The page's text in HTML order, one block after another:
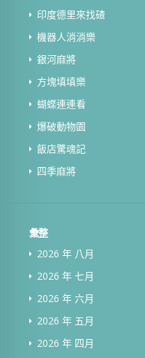
印度德里來找碴
機器人消消樂
銀河麻將
方塊填填樂
蝴蝶連連看
爆破動物園
飯店驚魂記
四季麻將
彙整
2026 年 八月
2026 年 七月
2026 年 六月
2026 年 五月
2026 年 四月